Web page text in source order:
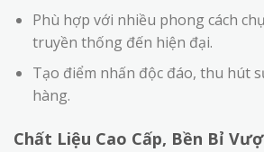
Phù hợp với nhiều phong cách
truyền thống đến hiện đại.
Tạo điểm nhấn độc đáo, thu hút
hàng.
Chất Liệu Cao Cấp, Bền Bỉ